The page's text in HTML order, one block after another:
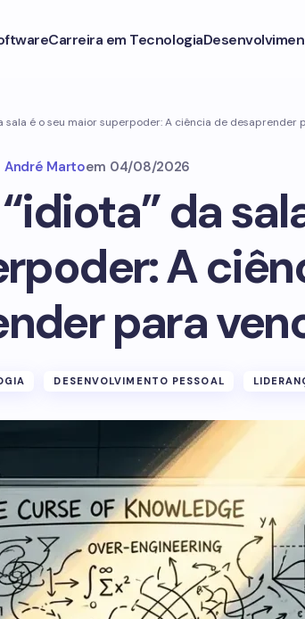
Carreira em Tecnologia
sala é o seu maior superpoder: A ciência de desaprender
André Martoem 04/08/2026
da
A
para
DESENVOLVIMENTO PESSOAL